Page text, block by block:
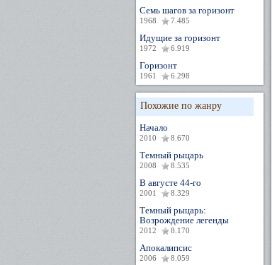
Семь шагов за горизонт
1968 7.485
Идущие за горизонт
1972 6.919
Горизонт
1961 6.298
Похожие по жанру
Начало
2010 8.670
Темный рыцарь
2008 8.535
В августе 44-го
2001 8.329
Темный рыцарь:
Возрождение легенды
2012 8.170
Апокалипсис
2006 8.059